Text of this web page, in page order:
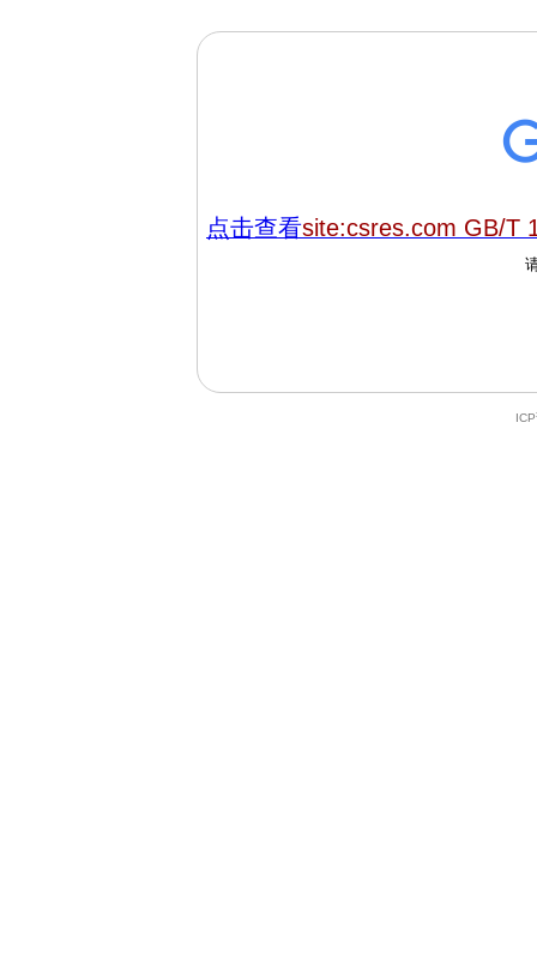
点击查看site:csres.com GB/T